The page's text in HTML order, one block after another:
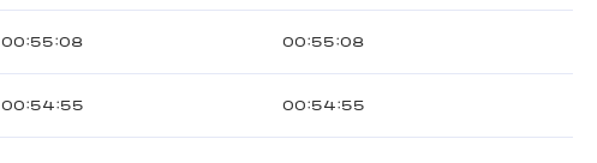
00:55:08 00:55:08
00:54:55 00:54:55